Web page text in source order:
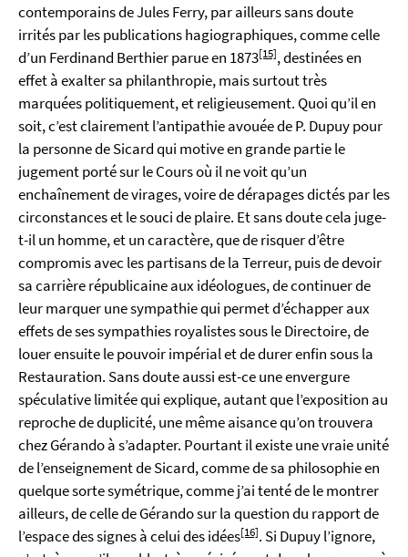
contemporains de Jules Ferry, par ailleurs sans doute
irrités par les publications hagiographiques, comme celle
d’un Ferdinand Berthier parue en 1873[15], destinées en
effet à exalter sa philanthropie, mais surtout très
marquées politiquement, et religieusement. Quoi qu’il en
soit, c’est clairement l’antipathie avouée de P. Dupuy pour
la personne de Sicard qui motive en grande partie le
jugement porté sur le Cours où il ne voit qu’un
enchaînement de virages, voire de dérapages dictés par les
circonstances et le souci de plaire. Et sans doute cela juge-
t-il un homme, et un caractère, que de risquer d’être
compromis avec les partisans de la Terreur, puis de devoir
sa carrière républicaine aux idéologues, de continuer de
leur marquer une sympathie qui permet d’échapper aux
effets de ses sympathies royalistes sous le Directoire, de
louer ensuite le pouvoir impérial et de durer enfin sous la
Restauration. Sans doute aussi est-ce une envergure
spéculative limitée qui explique, autant que l’exposition au
reproche de duplicité, une même aisance qu’on trouvera
chez Gérando à s’adapter. Pourtant il existe une vraie unité
de l’enseignement de Sicard, comme de sa philosophie en
quelque sorte symétrique, comme j’ai tenté de le montrer
ailleurs, de celle de Gérando sur la question du rapport de
l’espace des signes à celui des idées[16]. Si Dupuy l’ignore,